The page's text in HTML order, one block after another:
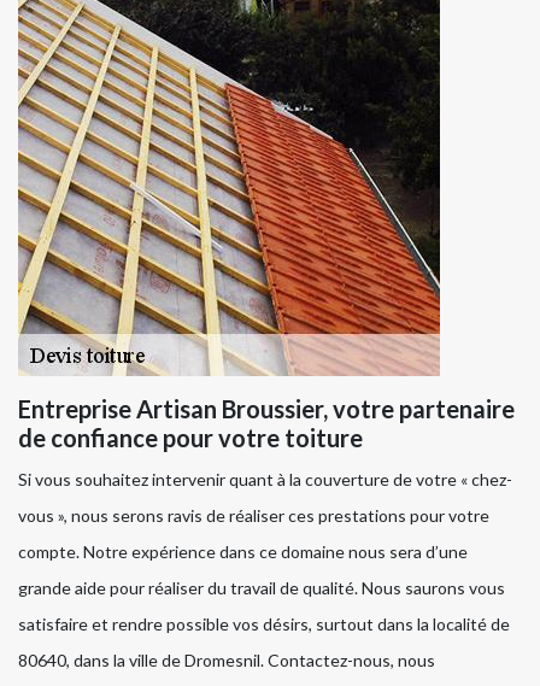
Entreprise Artisan Broussier, votre partenaire
de confiance pour votre toiture
Si vous souhaitez intervenir quant à la couverture de votre « chez-
vous », nous serons ravis de réaliser ces prestations pour votre
compte. Notre expérience dans ce domaine nous sera d’une
grande aide pour réaliser du travail de qualité. Nous saurons vous
satisfaire et rendre possible vos désirs, surtout dans la localité de
80640, dans la ville de Dromesnil. Contactez-nous, nous